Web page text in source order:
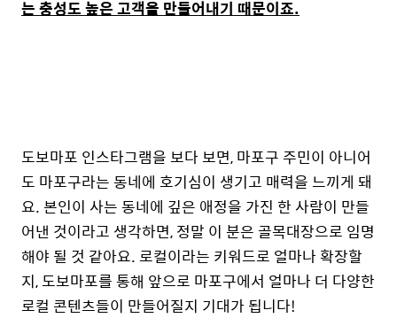
는 충성도 높은 고객을 만들어내기 때문이죠.
도보마포 인스타그램을 보다 보면, 마포구 주민이 아니어
도 마포구라는 동네에 호기심이 생기고 매력을 느끼게 돼
요. 본인이 사는 동네에 깊은 애정을 가진 한 사람이 만들
어낸 것이라고 생각하면, 정말 이 분은 골목대장으로 임명
해야 될 것 같아요. 로컬이라는 키워드로 얼마나 확장할
지, 도보마포를 통해 앞으로 마포구에서 얼마나 더 다양한
로컬 콘텐츠들이 만들어질지 기대가 됩니다!